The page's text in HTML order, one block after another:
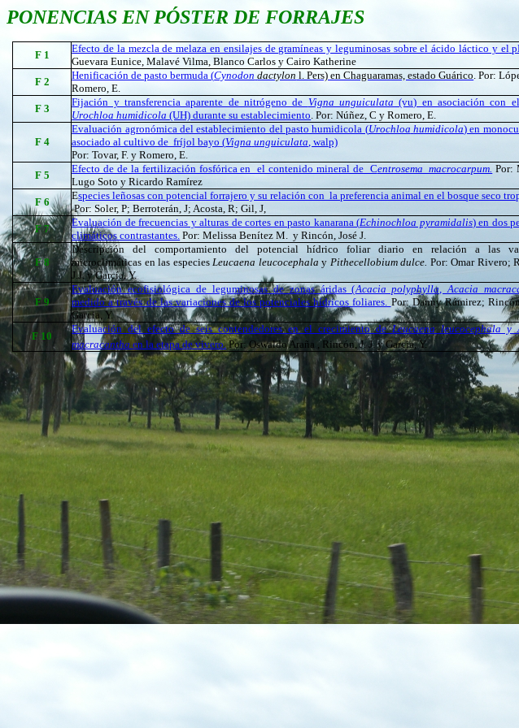
PONENCIAS EN PÓSTER DE FORRAJES
F 1
Efecto de la mezcla de melaza en ensilajes de gramíneas y leguminosas sobre el ácido láctico y el
Guevara Eunice, Malavé Vilma, Blanco Carlos y Cairo Katherine
F 2
Henificación de pasto bermuda (Cynodon dactylon l. Pers) en Chaguaramas, estado Guárico. Por:
Romero, E.
F 3
Fijación y transferencia aparente de nitrógeno de Vigna unguiculata (vu) en asociación con
Urochloa humidicola(UH) durante su establecimiento.Por: Núñez, C y Romero, E.
F 4
Evaluación agronómica del establecimiento del pasto humidicola (Urochloa humidicola) en
asociado al cultivo de fríjol bayo (Vigna unguiculata, walp)
Por: Tovar, F. y Romero, E.
F 5
Efecto de de la fertilización fosfórica en el contenido mineral de Centrosema macrocarpum. Por:
Lugo Soto y Ricardo Ramírez
F 6
Especies leñosas con potencial forrajero y su relación con la preferencia animal en el bosque seco
Por: Soler, P; Berroterán, J; Acosta, R; Gil, J,
F 7
Evaluación de frecuencias y alturas de cortes en pasto kanarana (Echinochloa pyramidalis) en dos
climáticos contrastantes. Por: Melissa Benítez M. y Rincón, José J.
F 8
Descripción del comportamiento del potencial hídrico foliar diario en relación a las
microclimáticas en las especiesLeucaena leucocephala y Pithecellobium dulce. Por: Omar Rivero;
J.J. y García, Y.
F 9
Evaluación ecofisiológica de leguminosas de zonas áridas (Acacia polyphylla, Acacia
medido a través de las variaciones de los potenciales hídricos foliares. Por:Danny Rámirez;
Garcia, Y.
F 10
Evaluación del efecto de seis contendedores en el crecimiento deLeucaena leucocephala y
macracanthaen la etapa de vivero.Por:Oswaldo Araña , Rincón, J. J. y Garcia, Y.